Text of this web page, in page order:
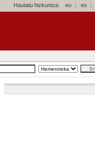
Hautatu hizkuntza: eu es